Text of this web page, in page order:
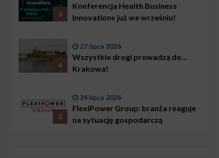
3
Konferencja Health Business
Innovations już we wrześniu!
4
27 lipca 2026
Wszystkie drogi prowadzą do…
Krakowa!
5
24 lipca 2026
FlexiPower Group: branża reaguje
na sytuację gospodarczą